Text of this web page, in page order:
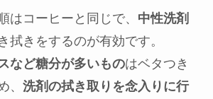
はコーヒーと同じで、 中性洗剤
拭きをするのが有効です。
など糖分が多いものはベタつき
、 洗剤の拭き取りを念入りに行